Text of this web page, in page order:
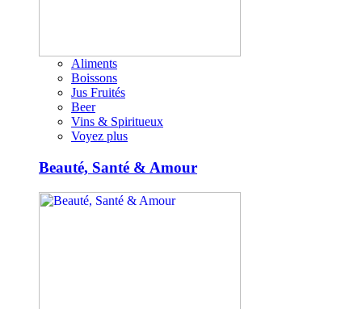
Aliments
Boissons
Jus Fruités
Beer
Vins & Spiritueux
Voyez plus
Beauté, Santé & Amour